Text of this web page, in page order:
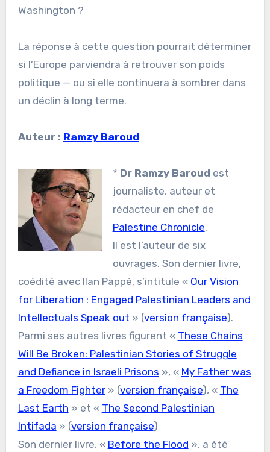
Washington ?
La réponse à cette question pourrait déterminer
si l’Europe parviendra à retrouver son poids
politique — ou si elle continuera à sombrer dans
un déclin à long terme.
Auteur : Ramzy Baroud
* Dr Ramzy Baroud est
journaliste, auteur et
rédacteur en chef de
Palestine Chronicle.
Il est l’auteur de six
ouvrages. Son dernier livre,
coédité avec Ilan Pappé, s’intitule « Our Vision
for Liberation : Engaged Palestinian Leaders and
Intellectuals Speak out » (version française).
Parmi ses autres livres figurent « These Chains
Will Be Broken: Palestinian Stories of Struggle
and Defiance in Israeli Prisons », « My Father was
a Freedom Fighter» (version française), « The
Last Earth » et « The Second Palestinian
Intifada » (version française)
Son dernier livre, « Before the Flood », a été